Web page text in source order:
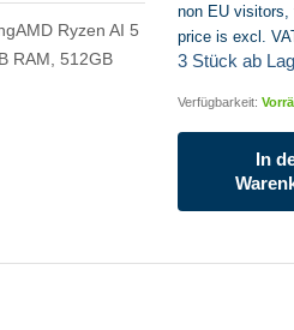
Ryzen AI 5
RAM, 512GB
non EU visitors,
price is excl.
3 Stück ab
Verfügbarkeit:
In